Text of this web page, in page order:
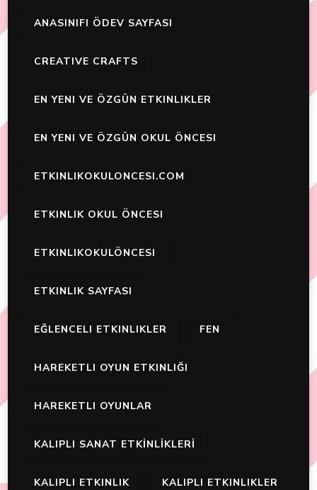
ANASINIFI ÖDEV SAYFASI
CREATIVE CRAFTS
EN YENI VE ÖZGÜN ETKINLIKLER
EN YENI VE ÖZGÜN OKUL ÖNCESI
ETKINLIKOKULONCESI.COM
ETKINLIK OKUL ÖNCESI
ETKINLIKOKULÖNCESI
ETKINLIK SAYFASI
EĞLENCELI ETKINLIKLER FEN
HAREKETLI OYUN ETKINLIĞI
HAREKETLI OYUNLAR
KALIPLI SANAT ETKİNLİKLERİ
KALIPLI ETKINLIK KALIPLI ETKINLIKLER